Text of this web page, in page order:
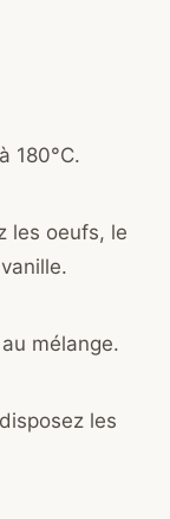
180°C.
les oeufs, le
mélange.
les